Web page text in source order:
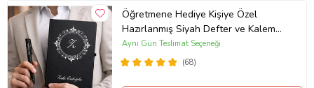
Öğretmene Hediye Kişiye Özel
Hazırlanmış Siyah Defter ve Kalem
Seti
(68)
Aynı Gün Teslimat Seçeneği